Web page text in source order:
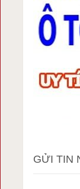
GỬI TIN